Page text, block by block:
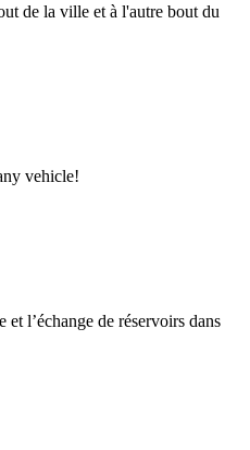
de la ville et à l'autre bout du
vehicle!
l’échange de réservoirs dans